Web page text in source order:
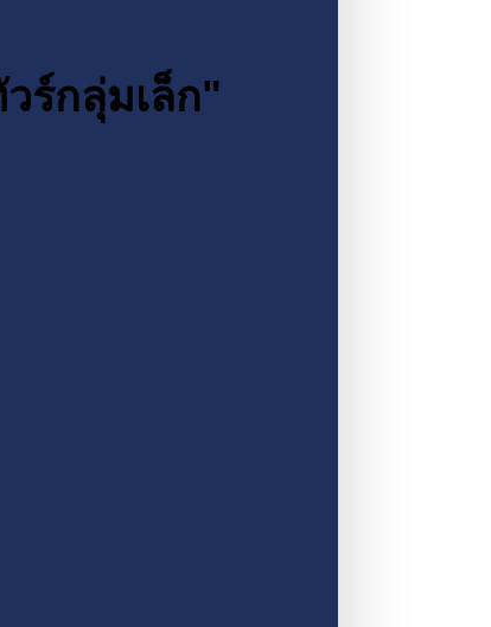
ร์กลุ่มเล็ก"